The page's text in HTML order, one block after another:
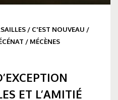
/ C'EST NOUVEAU /
/ MÉCÈNES
ET L’AMITIÉ